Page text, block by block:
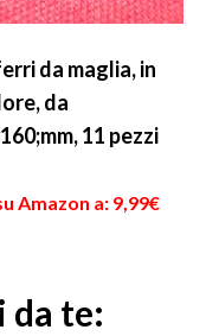
da maglia, in
da
11 pezzi
Amazon a: 9,99€
da te: